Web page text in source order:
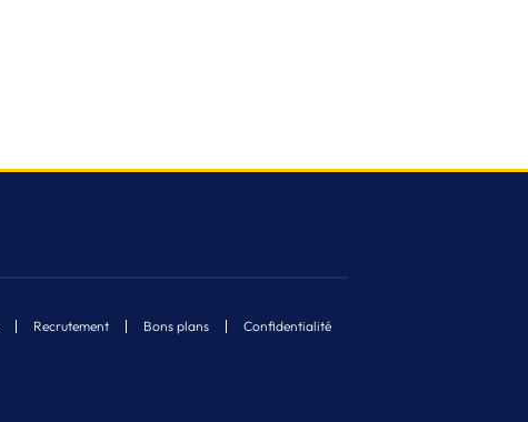
Recrutement Bons plans Confidentialité